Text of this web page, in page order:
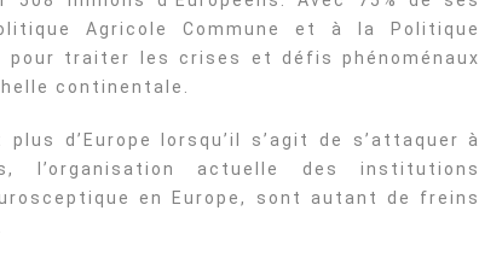
Agricole Commune et à la Politique
pour traiter les crises et défis phénoménaux
continentale.
d’Europe lorsqu’il s’agit de s’attaquer à
l’organisation actuelle des institutions
en Europe, sont autant de freins